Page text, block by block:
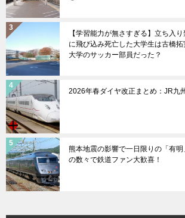
【学習能力が無さすぎる】立ち入
に飛び込み死亡した大学生は古橋
大学のサッカー部員だった？
2026年春ダイヤ改正まとめ：JR九
熊本地震の影響で一日限りの「有
の数々で鉄道ファン大歓喜！